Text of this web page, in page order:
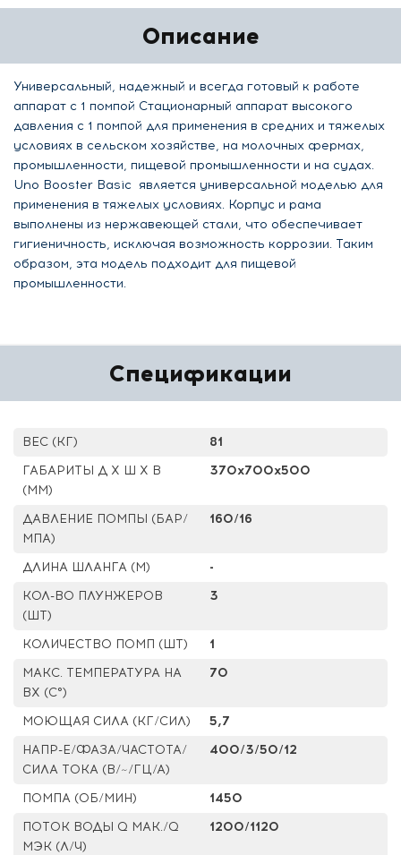
Описание
Универсальный, надежный и всегда готовый к работе
аппарат с 1 помпой Стационарный аппарат высокого
давления с 1 помпой для применения в средних и тяжелых
условиях в сельском хозяйстве, на молочных фермах,
промышленности, пищевой промышленности и на судах.
Uno Booster Basic является универсальной моделью для
применения в тяжелых условиях. Корпус и рама
выполнены из нержавеющей стали, что обеспечивает
гигиеничность, исключая возможность коррозии. Таким
образом, эта модель подходит для пищевой
промышленности.
Спецификации
ВЕС (КГ)
81
ГАБАРИТЫ Д Х Ш Х В
(ММ)
370x700x500
ДАВЛЕНИЕ ПОМПЫ (БАР/
МПА)
160/16
ДЛИНА ШЛАНГА (М)
-
КОЛ-ВО ПЛУНЖЕРОВ
(ШТ)
3
КОЛИЧЕСТВО ПОМП (ШТ)
1
МАКС. ТЕМПЕРАТУРА НА
ВХ (С°)
70
МОЮЩАЯ СИЛА (КГ/СИЛ)
5,7
НАПР-Е/ФАЗА/ЧАСТОТА/
СИЛА ТОКА (В/~/ГЦ/А)
400/3/50/12
ПОМПА (ОБ/МИН)
1450
ПОТОК ВОДЫ Q МАК./Q
МЭК (Л/Ч)
1200/1120